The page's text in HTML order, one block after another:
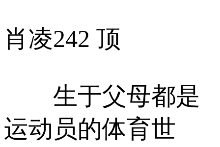
肖凌242 顶
生于父母都是
运动员的体育世